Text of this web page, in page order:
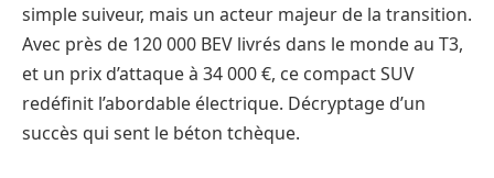
simple suiveur, mais un acteur majeur de la transition.
Avec près de 120 000 BEV livrés dans le monde au T3,
et un prix d’attaque à 34 000 €, ce compact SUV
redéfinit l’abordable électrique. Décryptage d’un
succès qui sent le béton tchèque.